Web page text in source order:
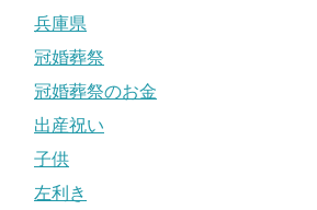
兵庫県
冠婚葬祭
冠婚葬祭のお金
出産祝い
子供
左利き